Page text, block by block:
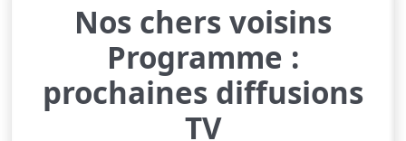
Nos chers voisins
Programme :
prochaines diffusions
TV